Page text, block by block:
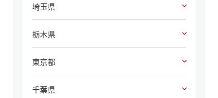
埼玉県
栃木県
東京都
千葉県